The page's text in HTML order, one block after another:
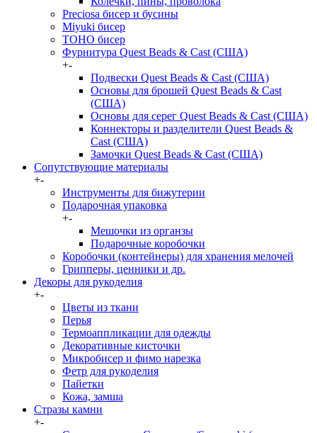
Preciosa бисер и бусины
Miyuki бисер
TOHO бисер
Фурнитура Quest Beads & Cast (США)
+-
Подвески Quest Beads & Cast (США)
Основы для брошей Quest Beads & Cast
(США)
Основы для серег Quest Beads & Cast (США)
Коннекторы и разделители Quest Beads &
Cast (США)
Замочки Quest Beads & Cast (США)
Сопутствующие материалы
+-
Инструменты для бижутерии
Подарочная упаковка
+-
Мешочки из органзы
Подарочные коробочки
Коробочки (контейнеры) для хранения мелочей
Грипперы, ценники и др.
Декоры для рукоделия
+-
Цветы из ткани
Перья
Термоаппликации для одежды
Декоративные кисточки
Микробисер и фимо нарезка
Фетр для рукоделия
Пайетки
Кожа, замша
Стразы камни
+-